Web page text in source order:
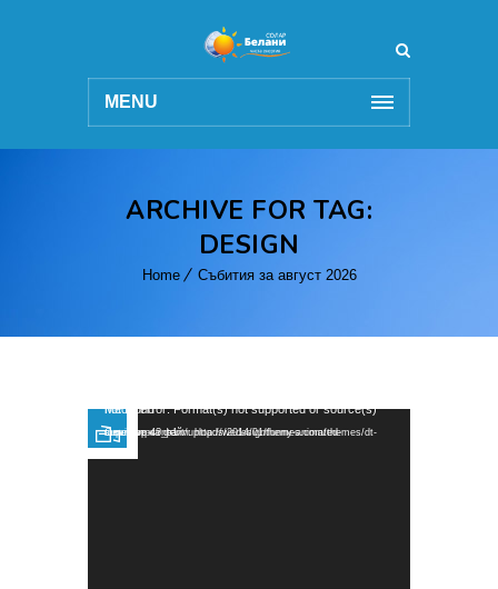
MENU
ARCHIVE FOR TAG:
DESIGN
Home Събития за август 2026
ВидеоMedia error: Format(s) not supported or source(s) not found
Сваляне на файл: http://wedesignthemes.com/themes/dt-super/wp-content/uploads/2014/01/funny-animated-movie.mp4?_=1